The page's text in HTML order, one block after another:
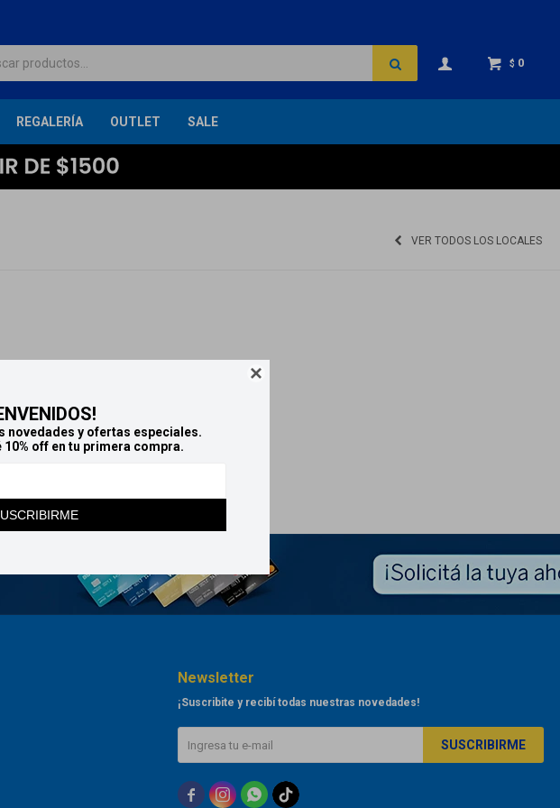

novedades y ofertas especiales.
off en tu primera compra.
REGALERÍA OUTLET SALE
$ 0
VER TODOS LOS LOCALES
Newsletter
¡Suscribite y recibí todas nuestras novedades!
SUSCRIBIRME
  